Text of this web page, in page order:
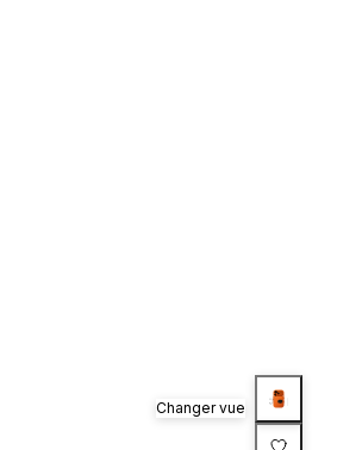
Changer vue